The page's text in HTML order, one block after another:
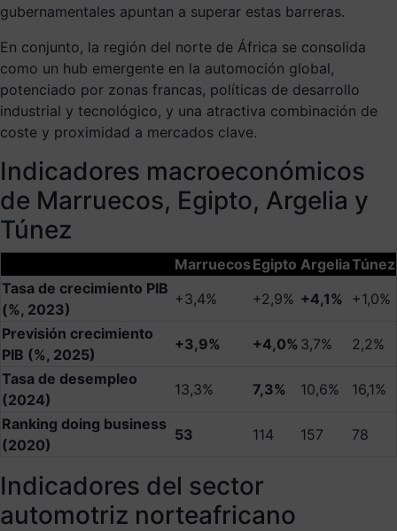
gubernamentales apuntan a superar estas barreras.
En conjunto, la región del norte de África se consolida
como un hub emergente en la automoción global,
potenciado por zonas francas, políticas de desarrollo
industrial y tecnológico, y una atractiva combinación de
coste y proximidad a mercados clave.
Indicadores macroeconómicos
de Marruecos, Egipto, Argelia y
Túnez
MarruecosEgipto ArgeliaTúnez
Tasa de crecimiento PIB
(%, 2023)
+3,4% +2,9% +4,1% +1,0%
Previsión crecimiento
PIB (%, 2025)
+3,9% +4,0% 3,7%
2,2%
Tasa de desempleo
(2024)
13,3% 7,3% 10,6%
16,1%
Ranking doing business
(2020)
53 114 157 78
Indicadores del sector
automotriz norteafricano